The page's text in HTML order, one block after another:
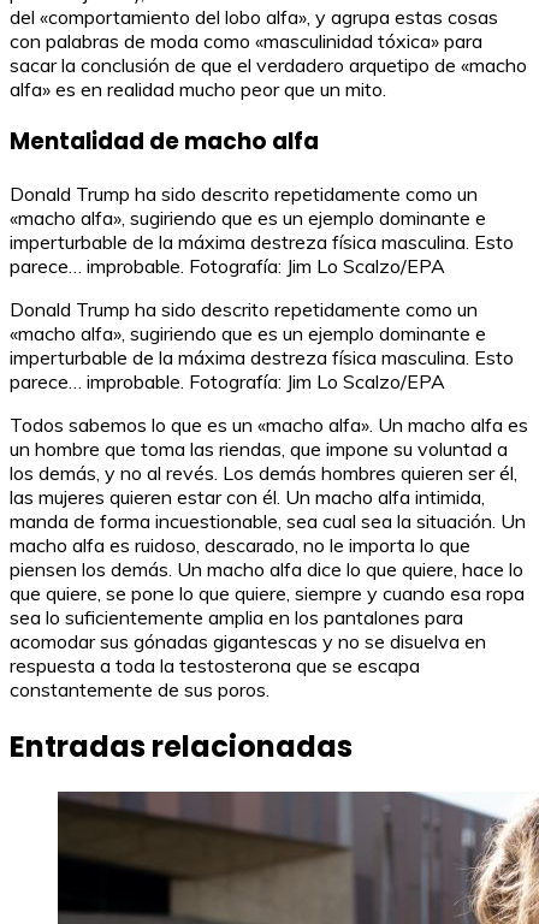
del «comportamiento del lobo alfa», y agrupa estas cosas
con palabras de moda como «masculinidad tóxica» para
sacar la conclusión de que el verdadero arquetipo de «macho
alfa» es en realidad mucho peor que un mito.
Mentalidad de macho alfa
Donald Trump ha sido descrito repetidamente como un
«macho alfa», sugiriendo que es un ejemplo dominante e
imperturbable de la máxima destreza física masculina. Esto
parece… improbable. Fotografía: Jim Lo Scalzo/EPA
Donald Trump ha sido descrito repetidamente como un
«macho alfa», sugiriendo que es un ejemplo dominante e
imperturbable de la máxima destreza física masculina. Esto
parece… improbable. Fotografía: Jim Lo Scalzo/EPA
Todos sabemos lo que es un «macho alfa». Un macho alfa es
un hombre que toma las riendas, que impone su voluntad a
los demás, y no al revés. Los demás hombres quieren ser él,
las mujeres quieren estar con él. Un macho alfa intimida,
manda de forma incuestionable, sea cual sea la situación. Un
macho alfa es ruidoso, descarado, no le importa lo que
piensen los demás. Un macho alfa dice lo que quiere, hace lo
que quiere, se pone lo que quiere, siempre y cuando esa ropa
sea lo suficientemente amplia en los pantalones para
acomodar sus gónadas gigantescas y no se disuelva en
respuesta a toda la testosterona que se escapa
constantemente de sus poros.
Entradas relacionadas